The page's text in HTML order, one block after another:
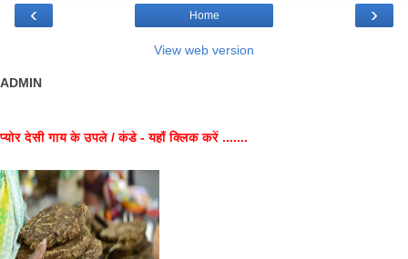
‹ ›
Home
View web version
ADMIN
प्योर देसी गाय के उपले / कंडे - यहाँ क्लिक करें .......